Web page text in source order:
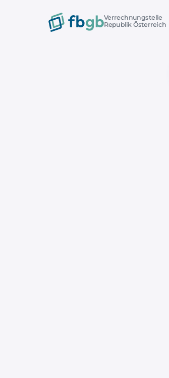
Verrechnungstelle
Republik Österreich